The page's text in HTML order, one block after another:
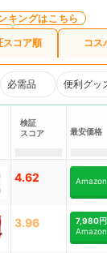
キングはこちら
スコア順 コス
必需品 便利グッ
検証
スコア
最安価格
4.62 Amazon
3.96
7,980円
Amazon